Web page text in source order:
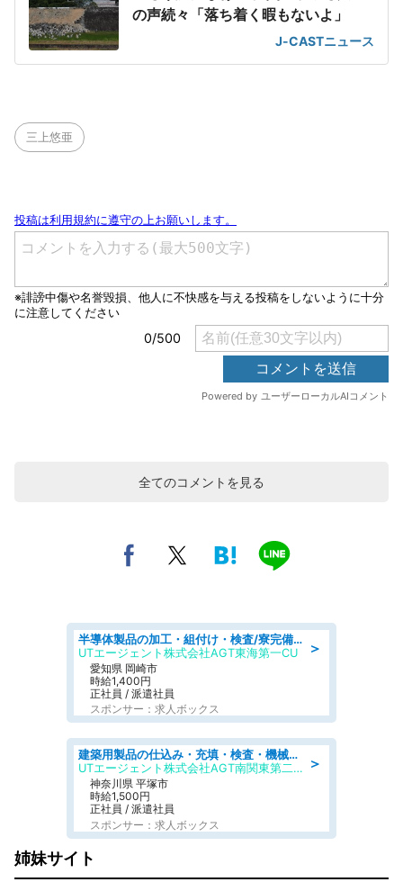
の声続々「落ち着く暇もないよ」
J-CASTニュース
三上悠亜
全てのコメントを見る
＞
半導体製品の加工・組付け・検査/寮完備/日勤/日払い/工場・製造
UTエージェント株式会社AGT東海第一CU
愛知県 岡崎市
時給1,400円
正社員 / 派遣社員
スポンサー：求人ボックス
＞
建築用製品の仕込み・充填・検査・機械操作/寮完備/日払い/工場・製造
UTエージェント株式会社AGT南関東第二CU
神奈川県 平塚市
時給1,500円
正社員 / 派遣社員
スポンサー：求人ボックス
姉妹サイト